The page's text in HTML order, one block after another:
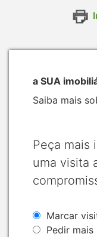
a SUA
Saiba mais
Peça mais
uma visita
Marcar
Pedir